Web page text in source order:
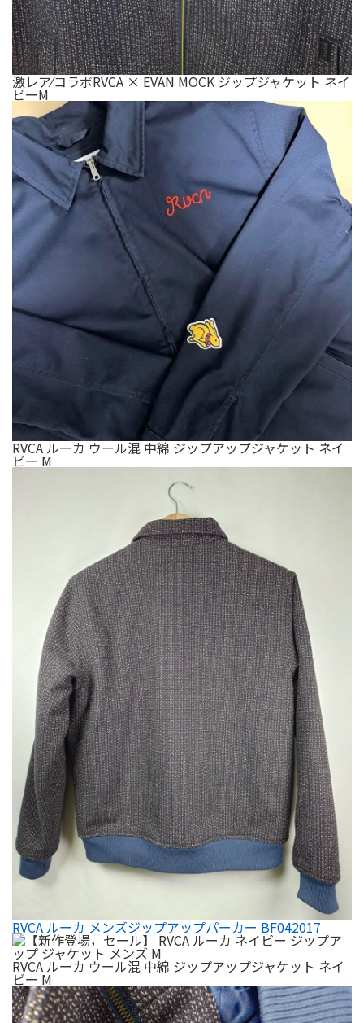
激レア⁄コラボRVCA × EVAN MOCK ジップジャケット ネイ
ビーM
RVCA ルーカ ウール混 中綿 ジップアップジャケット ネイ
ビー M
RVCA ルーカ メンズジップアップパーカー BF042017
RVCA ルーカ ウール混 中綿 ジップアップジャケット ネイ
ビー M